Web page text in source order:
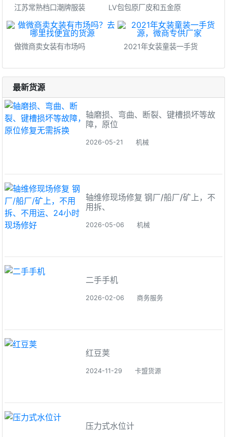
江苏常熟档口潮牌服装 LV包包原厂皮和五金原
做微商卖女装有市场吗 2021年女装童装一手货
最新货源
轴磨损、弯曲、断裂、键槽损坏等故
障，原位
2026-05-21 机械
轴维修现场修复 钢厂/船厂/矿上，不
用拆、
2026-05-06 机械
二手手机
2026-02-06 商务服务
红豆荚
2024-11-29 卡盟货源
压力式水位计